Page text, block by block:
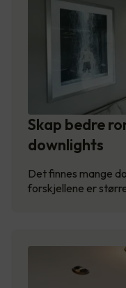
Skap bedre
downlights
Det finnes mange
forskjellene er